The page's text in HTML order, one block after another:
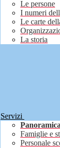
Le persone
I numeri
Le carte
La storia
Servizi
Panoramica
Famiglie e
Personale